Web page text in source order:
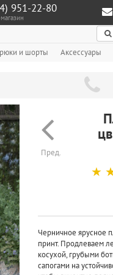
951‑22‑80
и шорты Аксессуары
Пред.
☆
Черничное ярусное
принт. Продлеваем
косухой, грубыми
сапогами на